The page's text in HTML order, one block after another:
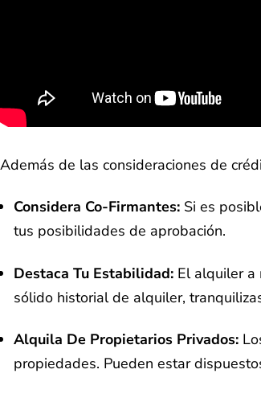
Además de las consideraciones de
Considera Co-Firmantes: Si es
tus posibilidades de aprobación.
Destaca Tu Estabilidad: El alquiler a
sólido historial de alquiler,
Alquila De Propietarios Privados:
propiedades. Pueden estar